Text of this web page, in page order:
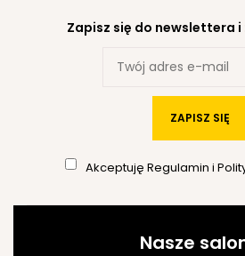
Zapisz się do newslettera i
ZAPISZ SIĘ
Akceptuję Regulamin i
Nasze